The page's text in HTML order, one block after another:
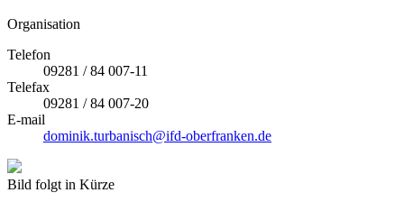
Organisation
Telefon
09281 / 84 007-11
Telefax
09281 / 84 007-20
E-mail
dominik.turbanisch@ifd-oberfranken.de
Bild folgt in Kürze